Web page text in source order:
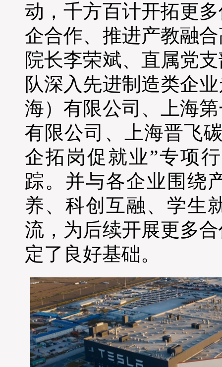
动，千方百计开拓更
企合作、推进产教融
院长李荣斌、直属党
队深入先进制造类企
海）有限公司、上海
有限公司、上海晋飞
企拓岗促就业”专项
踪。并与各企业围绕
养、科创互融、学生
流，为后续开展更多
定了良好基础。